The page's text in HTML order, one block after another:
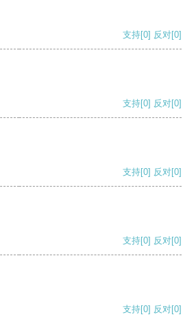
支持[0] 反对[0]
支持[0] 反对[0]
支持[0] 反对[0]
支持[0] 反对[0]
支持[0] 反对[0]